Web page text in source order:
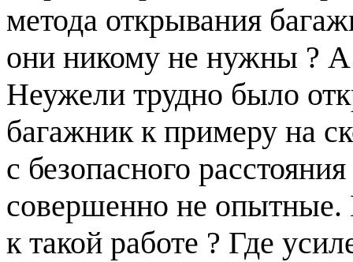
метода открывания
они никому не нужны ? А
Неужели трудно было
багажник к примеру на
с безопасного
совершенно не опытные.
к такой работе ? Где